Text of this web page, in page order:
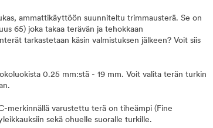
ammattikäyttöön suunniteltu trimmausterä. Se on
65) joka takaa terävän ja tehokkaan
tarkastetaan käsin valmistuksen jälkeen? Voit siis
0.25 mm:stä - 19 mm. Voit valita terän turkin
merkinnällä varustettu terä on tiheämpi (Fine
sekä ohuelle suoralle turkille.